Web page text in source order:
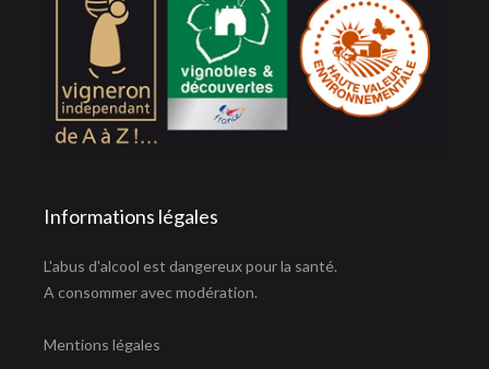
Informations légales
L'abus d'alcool est dangereux pour la santé.
A consommer avec modération.
Mentions légales